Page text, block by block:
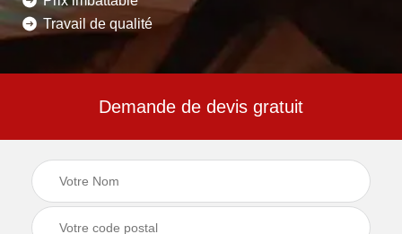
Travail de qualité
Demande de devis gratuit